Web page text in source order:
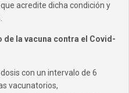
acredite dicha condición y
la vacuna contra el Covid-
con un intervalo de 6
vacunatorios,